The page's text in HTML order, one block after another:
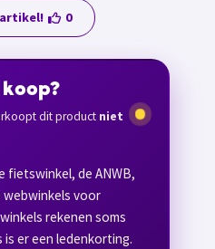
0
dit product niet
fietswinkel, de ANWB,
webwinkels voor
rekenen soms
er een ledenkorting.